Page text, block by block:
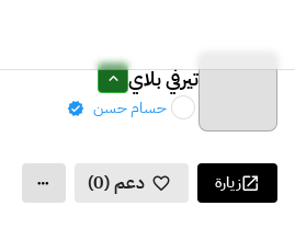
تيرفي بلاي
حسام حسن
زيارة دعم (0)